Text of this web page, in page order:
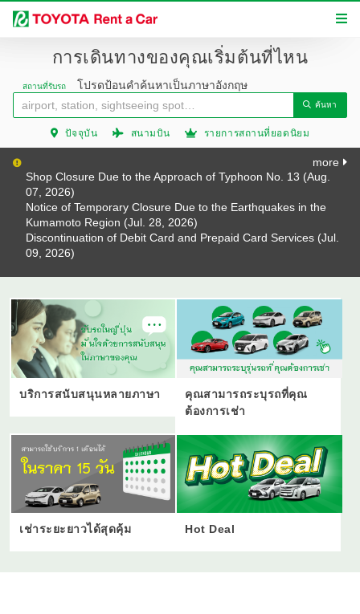
การเดินทางของคุณเริ่มต้นที่ไหน
สถานที่รับรถ โปรดป้อนคำค้นหาเป็นภาษาอังกฤษ
ค้นหา
ปัจจุบัน สนามบิน รายการสถานที่ยอดนิยม
more
Shop Closure Due to the Approach of Typhoon No. 13 (Aug.
07, 2026)
Notice of Temporary Closure Due to the Earthquakes in the
Kumamoto Region (Jul. 28, 2026)
Discontinuation of Debit Card and Prepaid Card Services (Jul.
09, 2026)
บริการสนับสนุนหลายภาษา
คุณสามารถระบุรถที่คุณ
ต้องการเช่า
เช่าระยะยาวได้สุดคุ้ม Hot Deal